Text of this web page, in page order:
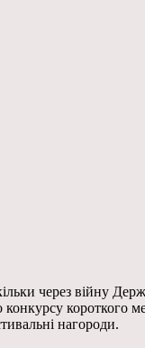
через війну
конкурсу короткого
нагороди.